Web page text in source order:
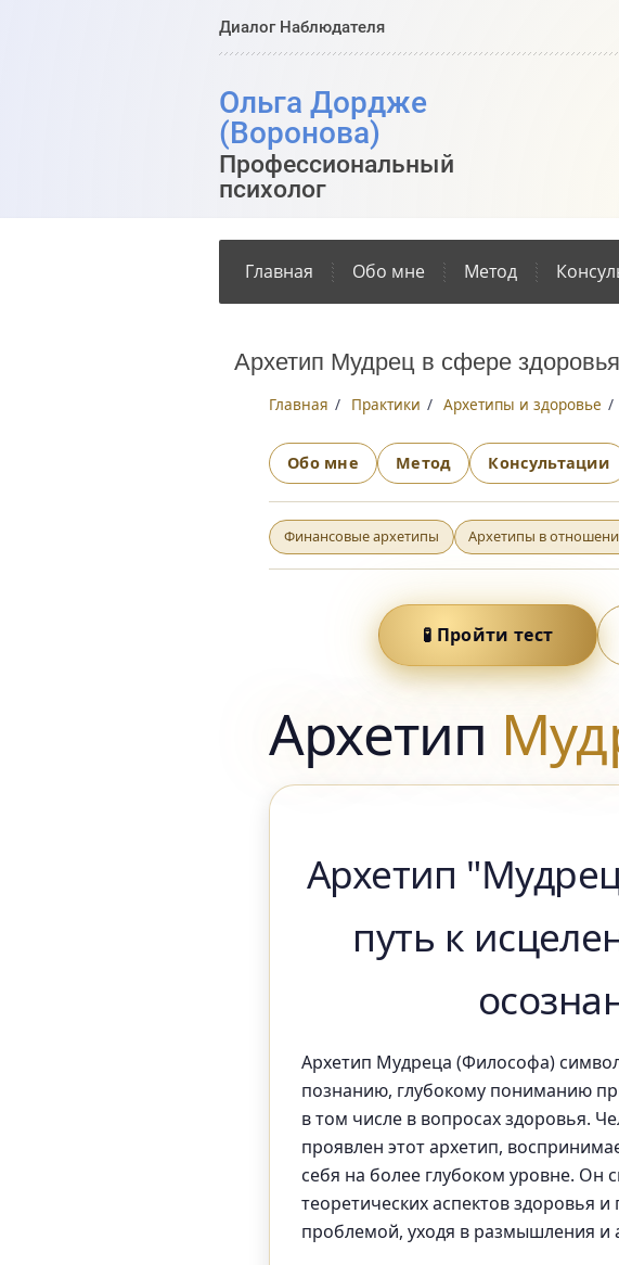
Диалог Наблюдателя
Ольга Дордже
(Воронова)
Профессиональный
психолог
Главная Обо мне Метод
Архетип Мудрец в сфере здоровья
Главная / Практики / Архетипы и здоровье /
Обо мне Метод Консультации
Финансовые архетипы Архетипы в
🧪 Пройти тест
Архетип
Архетип
путь к
Архетип Мудреца (Философа)
познанию, глубокому пониманию
в том числе в вопросах здоровья.
проявлен этот архетип,
себя на более глубоком уровне. Он
теоретических аспектов здоровья
проблемой, уходя в размышления и